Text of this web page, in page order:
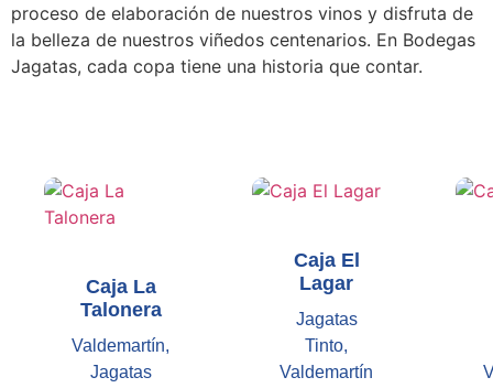
proceso de elaboración de nuestros vinos y disfruta de
la belleza de nuestros viñedos centenarios. En Bodegas
Jagatas, cada copa tiene una historia que contar.
Caja La
Talonera
Valdemartín,
Jagatas
Caja El
Lagar
Jagatas
Tinto,
Valdemartín